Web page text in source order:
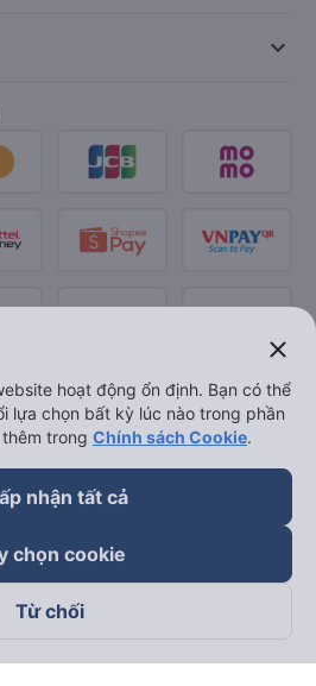
keyboard_arrow_down
trên
close
hoạt động ổn định. Bạn có thể
lựa chọn bất kỳ lúc nào trong phần
trong Chính sách Cookie.
nhận tất cả
chọn cookie
Từ chối